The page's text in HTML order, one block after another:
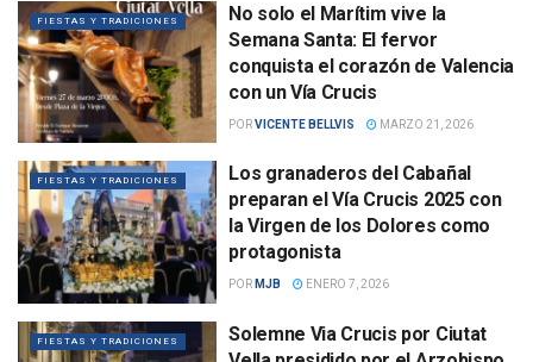
FIESTAS Y TRADICIONES
No solo el Marítim vive la
Semana Santa: El fervor
conquista el corazón de Valencia
con un Vía Crucis
PORVICENTE BELLVIS MARZO 21, 2026
FIESTAS Y TRADICIONES
Los granaderos del Cabañal
preparan el Vía Crucis 2025 con
la Virgen de los Dolores como
protagonista
POR MJB ENERO 7, 2026
FIESTAS Y TRADICIONES
Solemne Via Crucis por Ciutat